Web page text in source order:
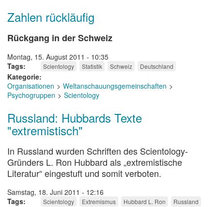
Zahlen rückläufig
Rückgang in der Schweiz
Montag, 15. August 2011 - 10:35
Tags
Scientology Statistik Schweiz Deutschland
Kategorie
Organisationen
Weltanschauungsgemeinschaften
Psychogruppen
Scientology
Russland: Hubbards Texte
"extremistisch"
In Russland wurden Schriften des Scientology-
Gründers L. Ron Hubbard als „extremistische
Literatur“ eingestuft und somit verboten.
Samstag, 18. Juni 2011 - 12:16
Tags
Scientology Extremismus Hubbard L. Ron Russland